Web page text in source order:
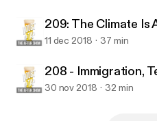
209: The Climate Is
11 dec 2018 37 min
208 - Immigration,
30 nov 2018 32 min